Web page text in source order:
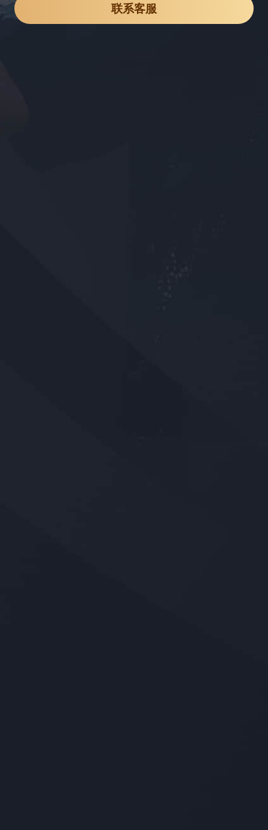
联系客服